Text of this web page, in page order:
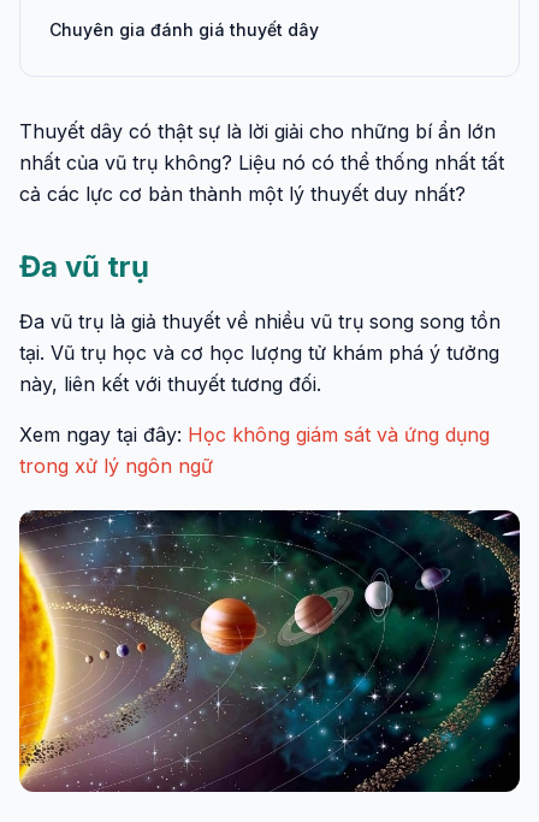
Chuyên gia đánh giá thuyết dây
Thuyết dây có thật sự là lời giải cho những bí ẩn lớn
nhất của vũ trụ không? Liệu nó có thể thống nhất tất
cả các lực cơ bản thành một lý thuyết duy nhất?
Đa vũ trụ
Đa vũ trụ là giả thuyết về nhiều vũ trụ song song tồn
tại. Vũ trụ học và cơ học lượng tử khám phá ý tưởng
này, liên kết với thuyết tương đối.
Xem ngay tại đây: Học không giám sát và ứng dụng
trong xử lý ngôn ngữ